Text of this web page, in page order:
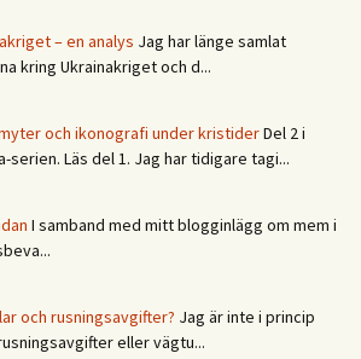
– en analys Jag har länge samlat
kring Ukrainakriget och d...
och ikonografi under kristiderDel 2 i
serien. Läs del 1. Jag har tidigare tagi...
I samband med mitt blogginlägg om mem i
och rusningsavgifter? Jag är inte i princip
eller vägtu...